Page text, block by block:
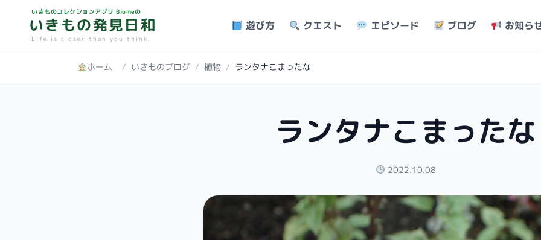
いきものコレクションアプリ Biomeの
いきもの発見日和
Life is closer than you think.
遊び方 クエスト エピソード ブログ お知ら
ホーム / いきものブログ / 植物 / ランタナこまったな
ランタナこまったな
2022.10.08